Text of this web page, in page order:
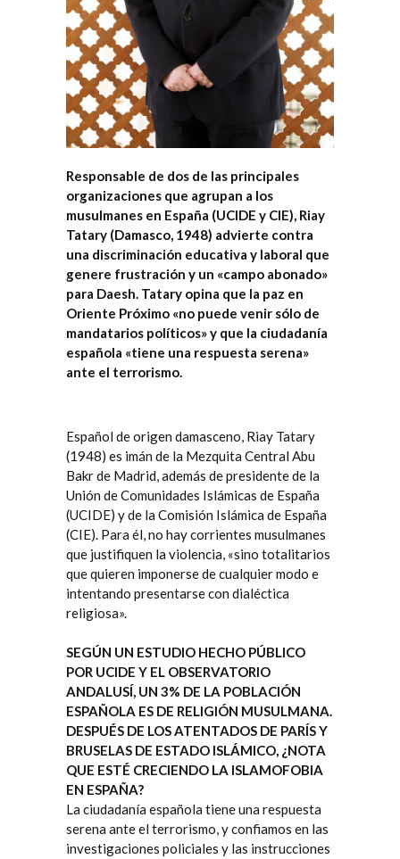
Responsable de dos de las principales
organizaciones que agrupan a los
musulmanes en España (UCIDE y CIE), Riay
Tatary (Damasco, 1948) advierte contra
una discriminación educativa y laboral que
genere frustración y un «campo abonado»
para Daesh. Tatary opina que la paz en
Oriente Próximo «no puede venir sólo de
mandatarios políticos» y que la ciudadanía
española «tiene una respuesta serena»
ante el terrorismo.
Español de origen damasceno, Riay Tatary
(1948) es imán de la Mezquita Central Abu
Bakr de Madrid, además de presidente de la
Unión de Comunidades Islámicas de España
(UCIDE) y de la Comisión Islámica de España
(CIE). Para él, no hay corrientes musulmanes
que justifiquen la violencia, «sino totalitarios
que quieren imponerse de cualquier modo e
intentando presentarse con dialéctica
religiosa».
SEGÚN UN ESTUDIO HECHO PÚBLICO
POR UCIDE Y EL OBSERVATORIO
ANDALUSÍ, UN 3% DE LA POBLACIÓN
ESPAÑOLA ES DE RELIGIÓN MUSULMANA.
DESPUÉS DE LOS ATENTADOS DE PARÍS Y
BRUSELAS DE ESTADO ISLÁMICO, ¿NOTA
QUE ESTÉ CRECIENDO LA ISLAMOFOBIA
EN ESPAÑA?
La ciudadanía española tiene una respuesta
serena ante el terrorismo, y confiamos en las
investigaciones policiales y las instrucciones